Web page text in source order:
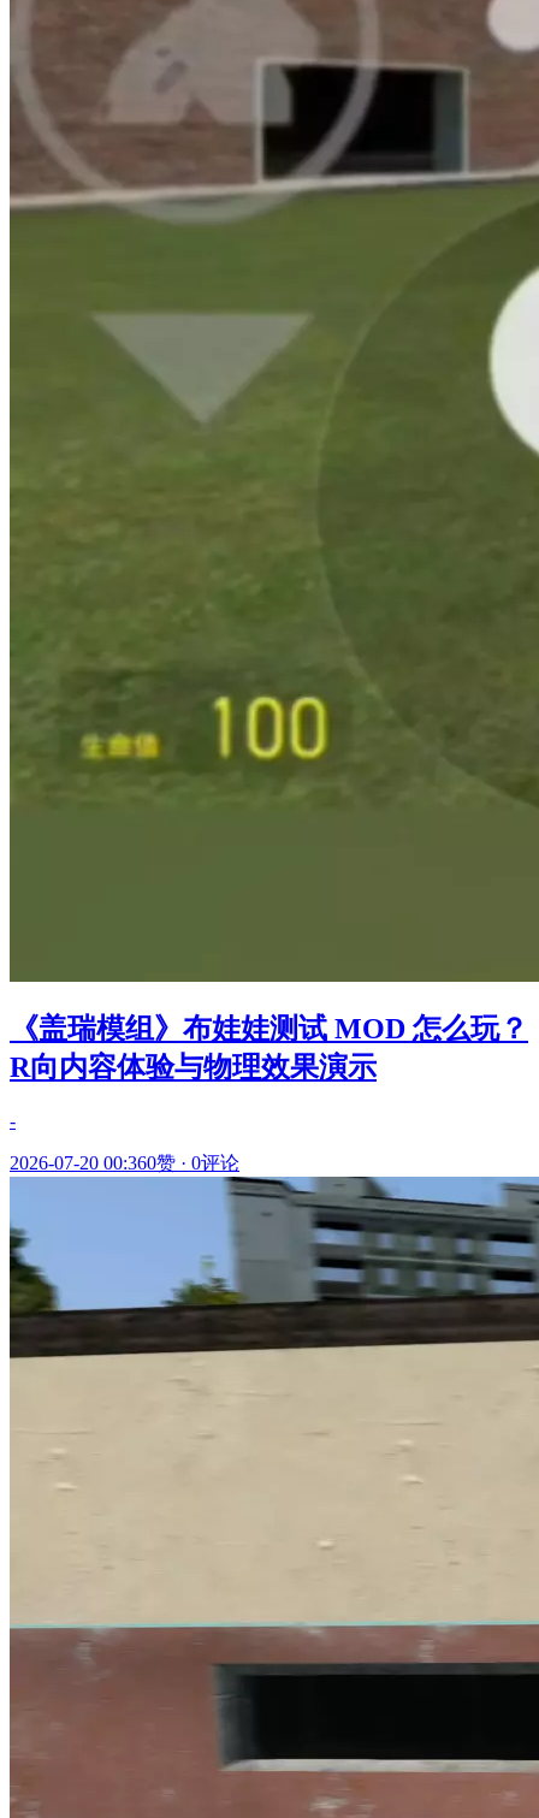
《盖瑞模组》布娃娃测试 MOD 怎么玩？
R向内容体验与物理效果演示
-
2026-07-20 00:360赞 · 0评论